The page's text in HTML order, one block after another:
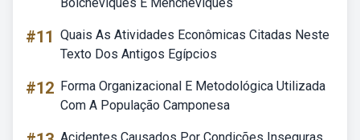
#11 Quais As Atividades Econômicas Citadas Neste
Texto Dos Antigos Egípcios
#12 Forma Organizacional E Metodológica Utilizada
Com A População Camponesa